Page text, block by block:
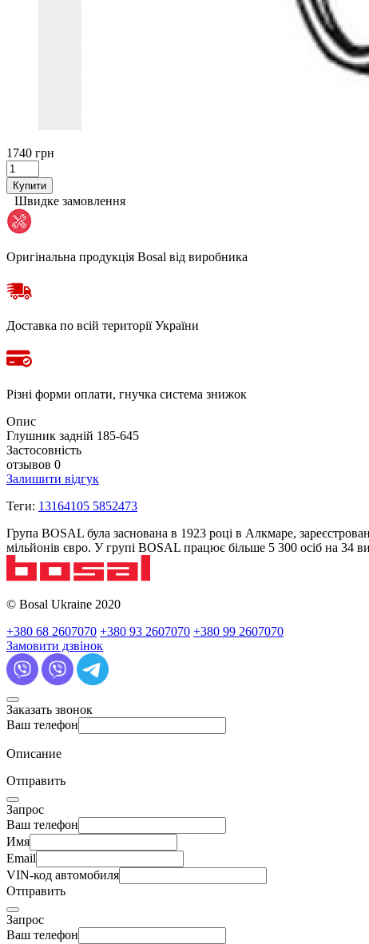
1740 грн
Купити
Швидке замовлення
Оригінальна продукція Bosal від виробника
Доставка по всій території України
Різні форми оплати, гнучка система знижок
Опис
Глушник задній 185-645
Застосовність
отзывов 0
Залишити відгук
Теги: 13164105 5852473
Група BOSAL була заснована в 1923 році в Алкмаре,
мільйонів євро. У групі BOSAL працює більше 5 300 осіб на 34
© Bosal Ukraine 2020
+380 68 2607070 +380 93 2607070 +380 99 2607070
Замовити дзвінок
Заказать звонок
Ваш телефон
Описание
Отправить
Запрос
Ваш телефон
Имя
Email
VIN-код автомобиля
Отправить
Запрос
Ваш телефон